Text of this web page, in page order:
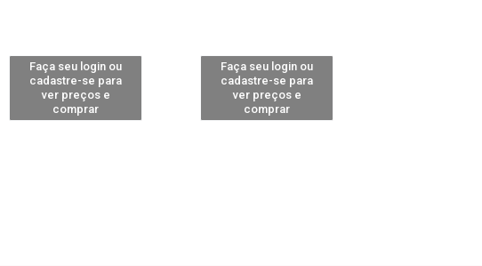
Faça seu login ou
cadastre-se para
ver preços e
comprar
Faça seu login ou
cadastre-se para
ver preços e
comprar